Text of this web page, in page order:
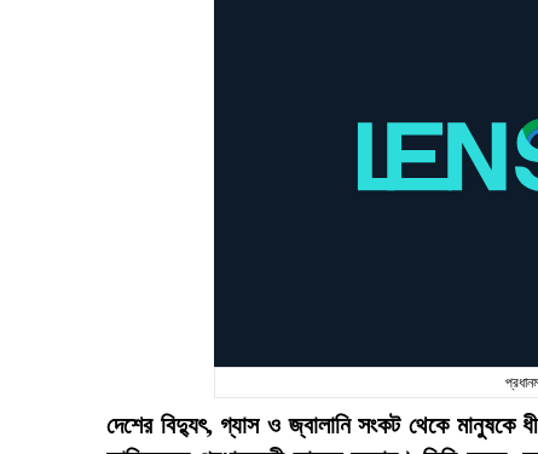
দেশের বিদ্যুৎ, গ্যাস ও জ্বালানি সংকট থেকে মানুষকে